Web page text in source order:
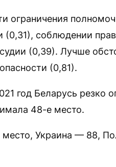
ограничения
(0,31), соблюдении
(0,39). Лучше
(0,81).
год Беларусь резко
48-е место.
место, Украина — 88,